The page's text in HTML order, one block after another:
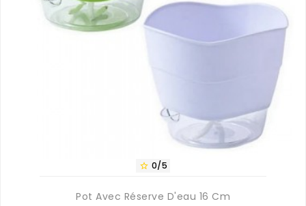
 0/5
Pot Avec Réserve D'eau 16 Cm